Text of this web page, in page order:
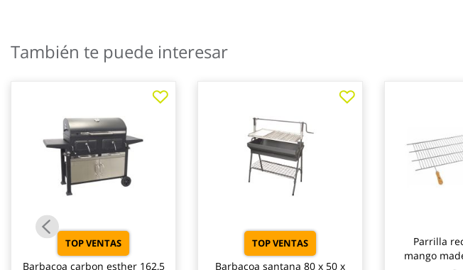
al
comienzo
También te puede interesar
TOP VENTAS
Barbacoa carbon esther 162,5
TOP VENTAS
Barbacoa santana 80 x 50 x
Parrilla
mango